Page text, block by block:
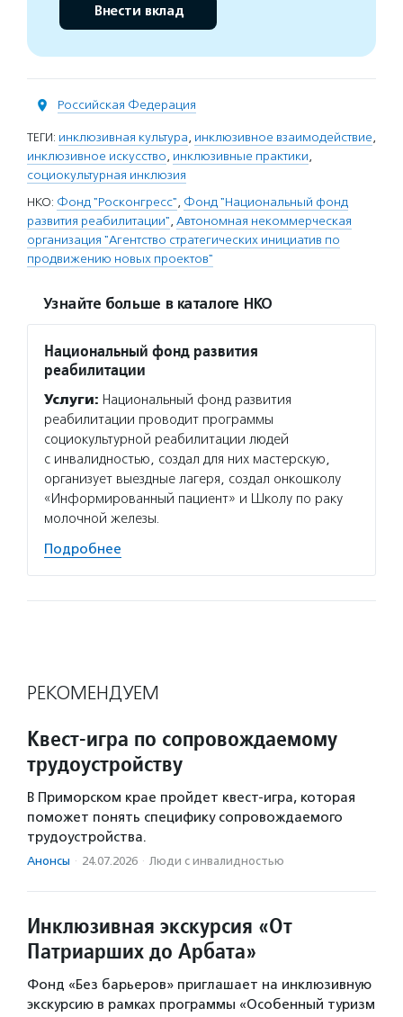
Внести вклад
Российская Федерация
ТЕГИ: инклюзивная культура, инклюзивное взаимодействие,
инклюзивное искусство, инклюзивные практики,
социокультурная инклюзия
НКО: Фонд "Росконгресс", Фонд "Национальный фонд
развития реабилитации", Автономная некоммерческая
организация "Агентство стратегических инициатив по
продвижению новых проектов"
Узнайте больше в каталоге НКО
Национальный фонд развития
реабилитации
Услуги: Национальный фонд развития
реабилитации проводит программы
социокультурной реабилитации людей
с инвалидностью, создал для них мастерскую,
организует выездные лагеря, создал онкошколу
«Информированный пациент» и Школу по раку
молочной железы.
Подробнее
РЕКОМЕНДУЕМ
Квест‑игра по сопровождаемому
трудоустройству
В Приморском крае пройдет квест-игра, которая
поможет понять специфику сопровождаемого
трудоустройства.
Анонсы · 24.07.2026 · Люди с инвалидностью
Инклюзивная экскурсия «От
Патриарших до Арбата»
Фонд «Без барьеров» приглашает на инклюзивную
экскурсию в рамках программы «Особенный туризм